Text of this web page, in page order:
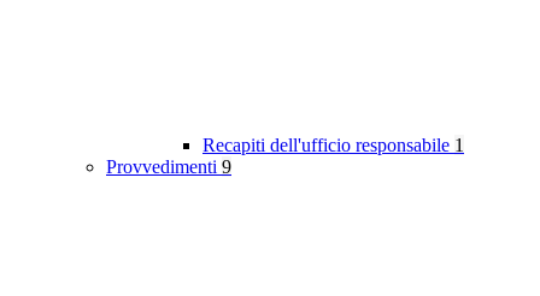
Recapiti dell'ufficio responsabile 1
Provvedimenti 9